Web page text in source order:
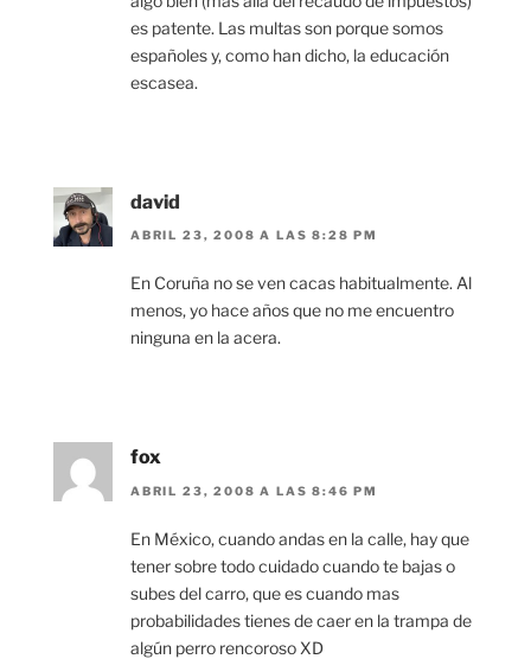
es patente. Las multas son porque somos
españoles y, como han dicho, la educación
escasea.
david
ABRIL 23, 2008 A LAS 8:28 PM
En Coruña no se ven cacas habitualmente. Al
menos, yo hace años que no me encuentro
ninguna en la acera.
fox
ABRIL 23, 2008 A LAS 8:46 PM
En México, cuando andas en la calle, hay que
tener sobre todo cuidado cuando te bajas o
subes del carro, que es cuando mas
probabilidades tienes de caer en la trampa de
algún perro rencoroso XD